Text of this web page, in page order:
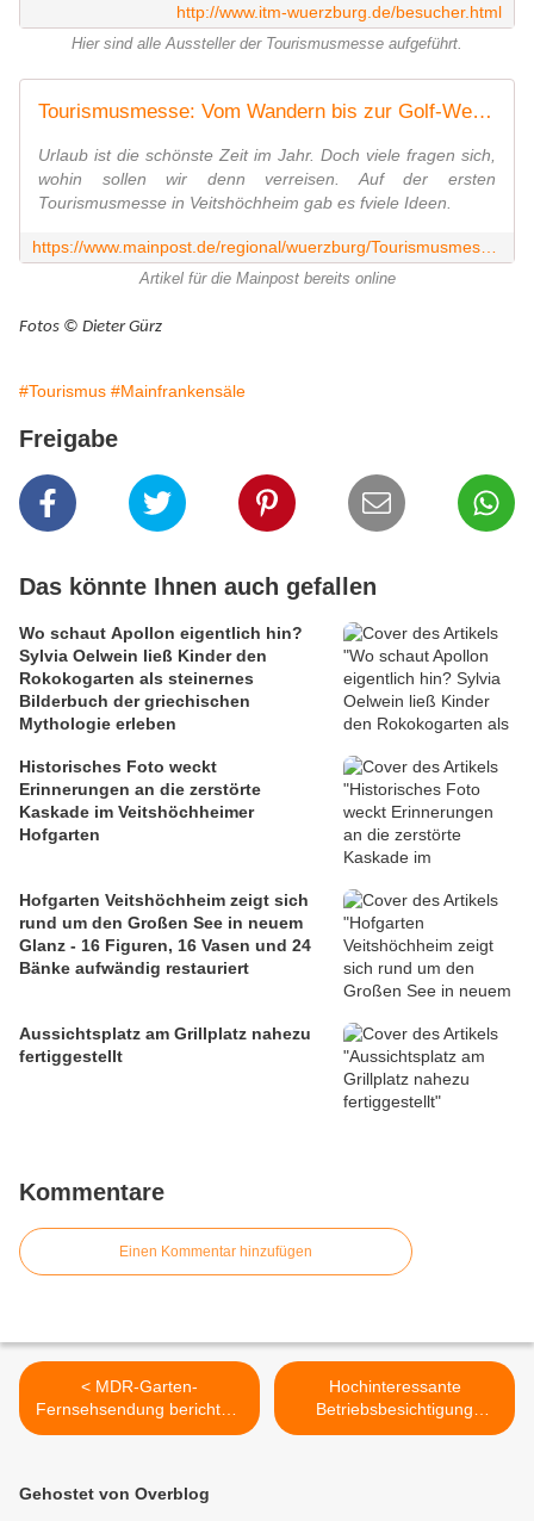
http://www.itm-wuerzburg.de/besucher.html
Hier sind alle Aussteller der Tourismusmesse aufgeführt.
Tourismusmesse: Vom Wandern bis zur Golf-Weltumrundung
Urlaub ist die schönste Zeit im Jahr. Doch viele fragen sich,
wohin sollen wir denn verreisen. Auf der ersten
Tourismusmesse in Veitshöchheim gab es fviele Ideen.
Artikel für die Mainpost bereits online
Fotos © Dieter Gürz
#Tourismus #Mainfrankensäle
Freigabe
Das könnte Ihnen auch gefallen
Wo schaut Apollon eigentlich hin?
Sylvia Oelwein ließ Kinder den
Rokokogarten als steinernes
Bilderbuch der griechischen
Mythologie erleben
Historisches Foto weckt
Erinnerungen an die zerstörte
Kaskade im Veitshöchheimer
Hofgarten
Hofgarten Veitshöchheim zeigt sich
rund um den Großen See in neuem
Glanz - 16 Figuren, 16 Vasen und 24
Bänke aufwändig restauriert
Aussichtsplatz am Grillplatz nahezu
fertiggestellt
Kommentare
Einen Kommentar hinzufügen
< MDR-Garten-
Fernsehsendung berichtete
über Dachgarten-Juwel der
Hochinteressante
Betriebsbesichtigung
Gärtnerei und Blumenhaus
Gehostet von Overblog